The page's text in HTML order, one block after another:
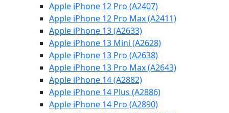
Apple iPhone 12 Pro (A2407)
Apple iPhone 12 Pro Max (A2411)
Apple iPhone 13 (A2633)
Apple iPhone 13 Mini (A2628)
Apple iPhone 13 Pro (A2638)
Apple iPhone 13 Pro Max (A2643)
Apple iPhone 14 (A2882)
Apple iPhone 14 Plus (A2886)
Apple iPhone 14 Pro (A2890)